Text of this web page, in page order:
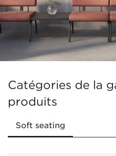
Table basse dans la
Catégories de la
produits